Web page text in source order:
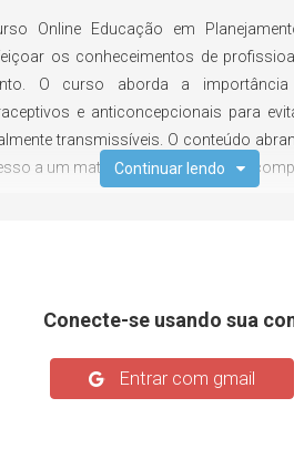
Online Educação em
os conheceimentos de
O curso aborda a importância
e anticoncepcionais para
transmissíveis. O conteúdo
a um material diverso e de fácil
Continuar lendo
Conecte-se usando sua
Entrar com gmail